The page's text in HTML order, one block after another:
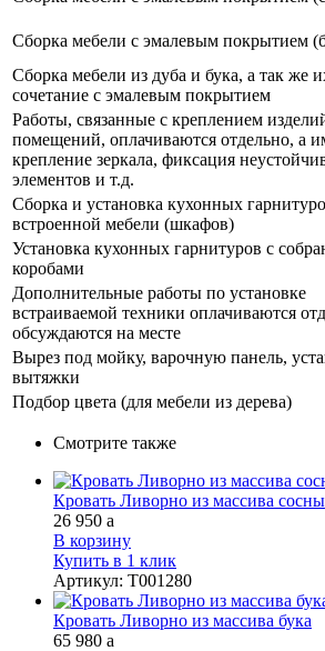
Сборка мебели с эмалевым покрытием
Сборка мебели из дуба и бука, а так же
сочетание с эмалевым покрытием
Работы, связанные с креплением
помещений, оплачиваются отдельно, а
крепление зеркала, фиксация
элементов и т.д.
Сборка и установка кухонных
встроенной мебели (шкафов)
Установка кухонных гарнитуров с
коробами
Дополнительные работы по установке
встраиваемой техники оплачиваются
обсуждаются на месте
Вырез под мойку, варочную панель,
вытяжки
Подбор цвета (для мебели из дерева)
Смотрите также
Кровать Ливорно из массива сосны
26 950 a
В корзину
Купить в 1 клик
Артикул: Т001280
Кровать Ливорно из массива бука
65 980 a